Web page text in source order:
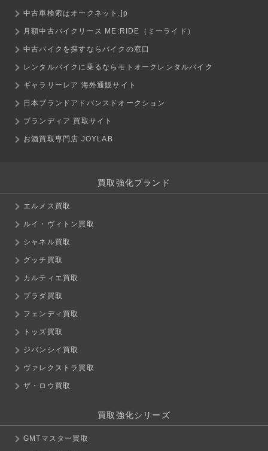
中古車検索はオークネット.jp
月額中古バイクリース ME:RIDE（ミーライド）
中古バイクを探すならバイクの窓口
レンタルバイクに乗るならモトオークレンタルバイク
ギャラリーレア 海外通販サイト
日本ブランドアドバンスドオークション
ブランディア 買取サイト
お酒買取専門店 JOYLAB
買取強化ブランド
エルメス買取
ルイ・ヴィトン買取
シャネル買取
グッチ買取
カルティエ買取
プラダ買取
フェンディ買取
トッズ買取
ジバンシイ買取
ヴァレクストラ買取
ザ・ロウ買取
買取強化シリーズ
GMTマスター買取